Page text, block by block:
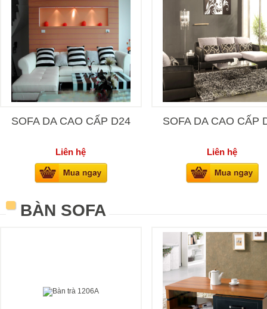
SOFA DA CAO CẤP D24
Liên hệ
SOFA DA CAO CẤP
Liên hệ
BÀN SOFA